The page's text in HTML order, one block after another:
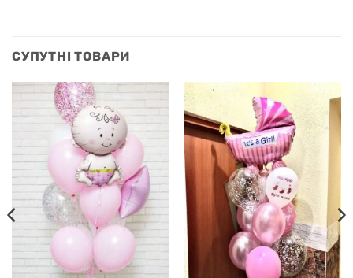
СУПУТНІ ТОВАРИ